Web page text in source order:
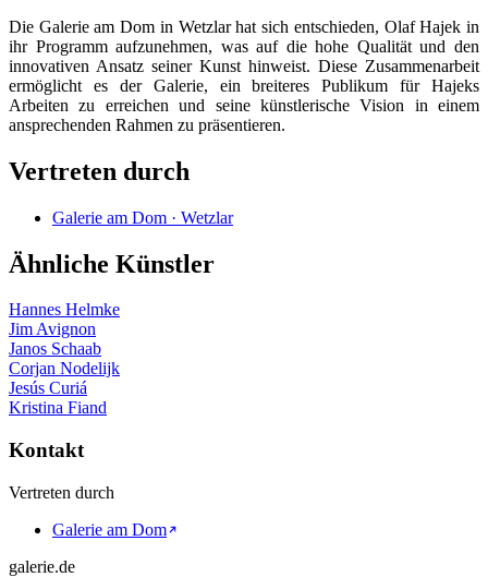
Die Galerie am Dom in Wetzlar hat sich entschieden, Olaf Hajek in
ihr Programm aufzunehmen, was auf die hohe Qualität und den
innovativen Ansatz seiner Kunst hinweist. Diese Zusammenarbeit
ermöglicht es der Galerie, ein breiteres Publikum für Hajeks
Arbeiten zu erreichen und seine künstlerische Vision in einem
ansprechenden Rahmen zu präsentieren.
Vertreten durch
Galerie am Dom · Wetzlar
Ähnliche Künstler
Hannes Helmke
Jim Avignon
Janos Schaab
Corjan Nodelijk
Jesús Curiá
Kristina Fiand
Kontakt
Vertreten durch
Galerie am Dom
galerie.de